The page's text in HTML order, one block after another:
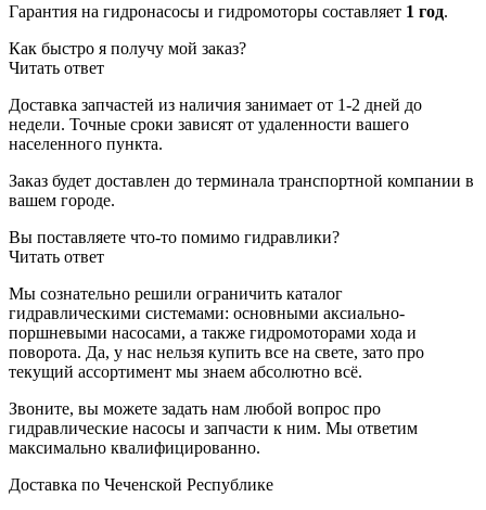
Гарантия на гидронасосы и гидромоторы составляет 1 год.
Как быстро я получу мой заказ?
Читать ответ
Доставка запчастей из наличия занимает от 1-2 дней до
недели. Точные сроки зависят от удаленности вашего
населенного пункта.
Заказ будет доставлен до терминала транспортной компании в
вашем городе.
Вы поставляете что-то помимо гидравлики?
Читать ответ
Мы сознательно решили ограничить каталог
гидравлическими системами: основными аксиально-
поршневыми насосами, а также гидромоторами хода и
поворота. Да, у нас нельзя купить все на свете, зато про
текущий ассортимент мы знаем абсолютно всё.
Звоните, вы можете задать нам любой вопрос про
гидравлические насосы и запчасти к ним. Мы ответим
максимально квалифицированно.
Доставка по Чеченской Республике